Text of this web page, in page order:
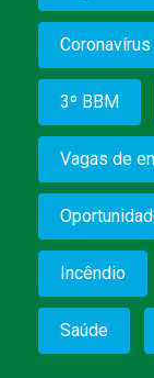
Coronavírus
3º BBM
Vagas de
Incêndio
Saúde